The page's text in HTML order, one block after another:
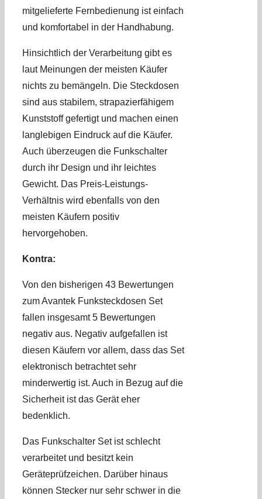
mitgelieferte Fernbedienung ist einfach
und komfortabel in der Handhabung.
Hinsichtlich der Verarbeitung gibt es
laut Meinungen der meisten Käufer
nichts zu bemängeln. Die Steckdosen
sind aus stabilem, strapazierfähigem
Kunststoff gefertigt und machen einen
langlebigen Eindruck auf die Käufer.
Auch überzeugen die Funkschalter
durch ihr Design und ihr leichtes
Gewicht. Das Preis-Leistungs-
Verhältnis wird ebenfalls von den
meisten Käufern positiv
hervorgehoben.
Kontra:
Von den bisherigen 43 Bewertungen
zum Avantek Funksteckdosen Set
fallen insgesamt 5 Bewertungen
negativ aus. Negativ aufgefallen ist
diesen Käufern vor allem, dass das Set
elektronisch betrachtet sehr
minderwertig ist. Auch in Bezug auf die
Sicherheit ist das Gerät eher
bedenklich.
Das Funkschalter Set ist schlecht
verarbeitet und besitzt kein
Geräteprüfzeichen. Darüber hinaus
können Stecker nur sehr schwer in die